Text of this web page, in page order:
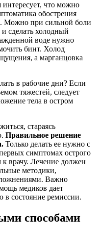
что можно
обострения
Можно при сильной боли
сделать холодный
воде нужно
бинт. Холод
а марганцовка
в рабочие дни? Если
тяжестей, следует
тела в остром
стараясь
Правильное решение
Только делать ее нужно с
симптомах острого
к врачу. Лечение должен
методики,
Важно
медиков дает
в состояние ремиссии.
способами